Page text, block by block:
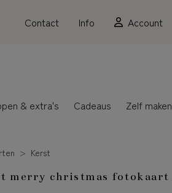
Contact Info Account
& extra's Cadeaus Zelf maken
Kerst
merry christmas fotokaart